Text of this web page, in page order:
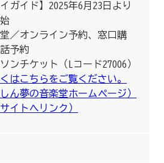
イガイド】2025年6月23日より
堂／オンライン予約、窓口購
話予約
ソンチケット（Lコード27006）
はこちらをご覧ください。
しん夢の音楽堂ホームページ）
サイトへリンク）